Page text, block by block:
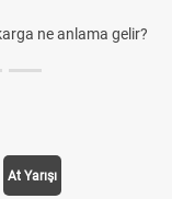
ne anlama gelir?
At Yarışı